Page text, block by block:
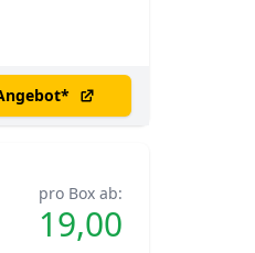
*
pro Box ab:
19,00